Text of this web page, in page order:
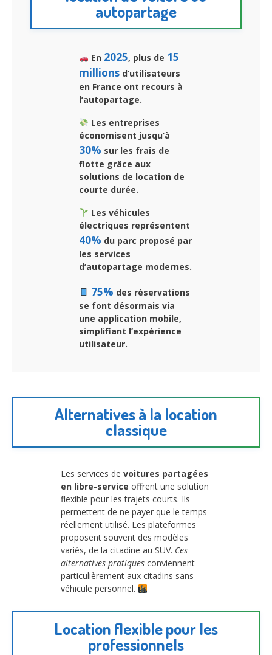
autopartage
En 2025, plus de 15
millions d’utilisateurs
en France ont recours à
l’autopartage.
Les entreprises
économisent jusqu’à
30% sur les frais de
flotte grâce aux
solutions de location de
courte durée.
Les véhicules
électriques représentent
40% du parc proposé par
les services
d’autopartage modernes.
75% des réservations
se font désormais via
une application mobile,
simplifiant l’expérience
utilisateur.
Alternatives à la location
classique
Les services de voitures partagées
en libre-service offrent une solution
flexible pour les trajets courts. Ils
permettent de ne payer que le temps
réellement utilisé. Les plateformes
proposent souvent des modèles
variés, de la citadine au SUV. Ces
alternatives pratiques conviennent
particulièrement aux citadins sans
véhicule personnel.
Location flexible pour les
professionnels